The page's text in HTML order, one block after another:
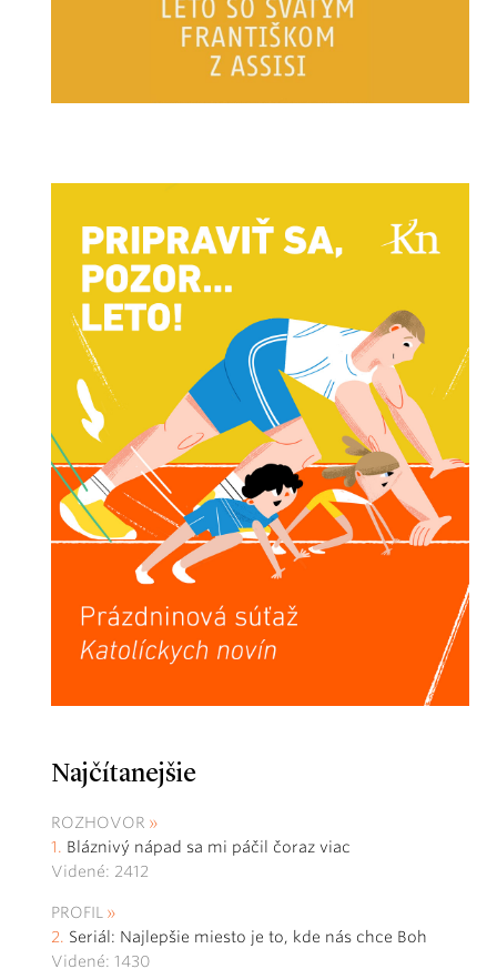
Najčítanejšie
ROZHOVOR
Bláznivý nápad sa mi páčil čoraz viac
Videné: 2412
PROFIL
Seriál: Najlepšie miesto je to, kde nás chce Boh
Videné: 1430